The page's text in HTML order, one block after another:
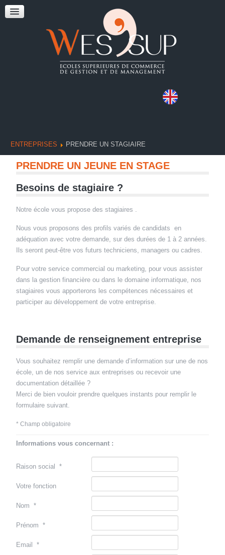
ENTREPRISES PRENDRE UN STAGIAIRE
PRENDRE UN JEUNE EN STAGE
Besoins de stagiaire ?
Notre école vous propose des stagiaires .
Nous vous proposons des profils variés de candidats en
adéquation avec votre demande, sur des durées de 1 à 2 années.
Ils seront peut-être vos futurs techniciens, managers ou cadres.
Pour votre service commercial ou marketing, pour vous assister
dans la gestion financière ou dans le domaine informatique, nos
stagiaires vous apporterons les compétences nécessaires et
participer au développement de votre entreprise.
Demande de renseignement entreprise
Vous souhaitez remplir une demande d’information sur une de nos
école, un de nos service aux entreprises ou recevoir une
documentation détaillée ?
Merci de bien vouloir prendre quelques instants pour remplir le
formulaire suivant.
* Champ obligatoire
Informations vous concernant :
Raison social *
Votre fonction
Nom *
Prénom *
Email *